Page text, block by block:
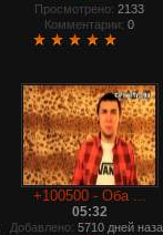
Просмотрено: 2133
Комментарии: 0
+100500 - Оба ...
05:32
Добавлено: 5710 дней